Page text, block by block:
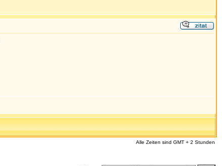
Alle Zeiten sind GMT + 2 Stunden